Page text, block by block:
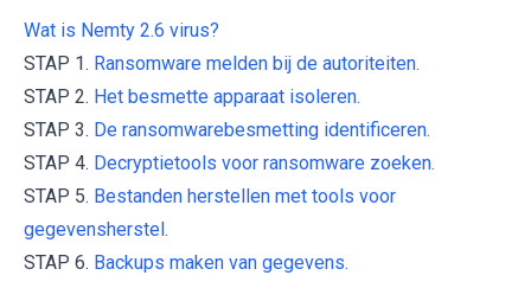
Wat is Nemty 2.6 virus?
STAP 1. Ransomware melden bij de autoriteiten.
STAP 2. Het besmette apparaat isoleren.
STAP 3. De ransomwarebesmetting identificeren.
STAP 4. Decryptietools voor ransomware zoeken.
STAP 5. Bestanden herstellen met tools voor
gegevensherstel.
STAP 6. Backups maken van gegevens.